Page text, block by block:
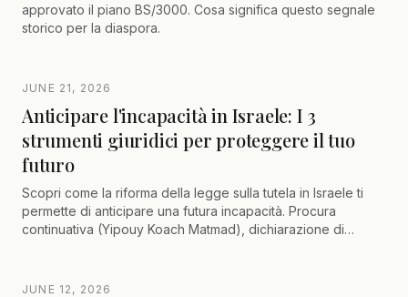
approvato il piano BS/3000. Cosa significa questo segnale
storico per la diaspora.
JUNE 21, 2026
Anticipare l'incapacità in Israele: I 3
strumenti giuridici per proteggere il tuo
futuro
Scopri come la riforma della legge sulla tutela in Israele ti
permette di anticipare una futura incapacità. Procura
continuativa (Yipouy Koach Matmad), dichiarazione di
JUNE 12, 2026